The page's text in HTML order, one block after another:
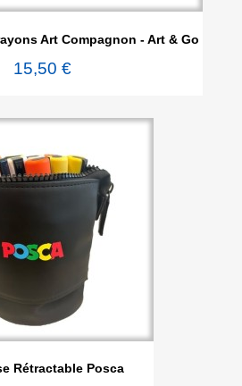
Art Compagnon - Art & Go
15,50 €
Rétractable Posca